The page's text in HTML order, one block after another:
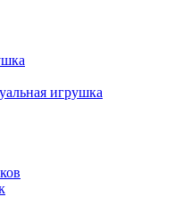
игрушка